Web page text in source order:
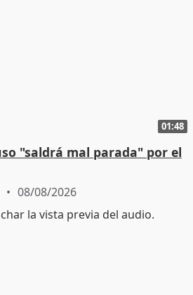
01:48
"saldrá mal parada" por el
08/08/2026